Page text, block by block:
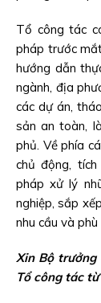
Tổ công tác
pháp trước
hướng dẫn
ngành, địa
các dự án,
sản an toàn,
phủ. Về phía
chủ động,
pháp xử lý
nghiệp, sắp
nhu cầu và
Xin Bộ trưởng
Tổ công tác